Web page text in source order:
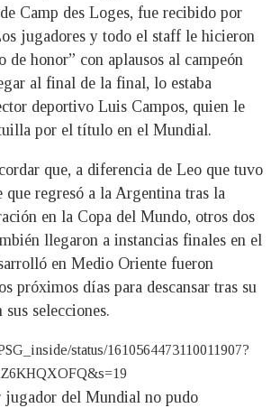
Camp des Loges, fue recibido por
jugadores y todo el staff le hicieron
de honor” con aplausos al campeón
al final de la final, lo estaba
deportivo Luis Campos, quien le
por el título en el Mundial.
que, a diferencia de Leo que tuvo
que regresó a la Argentina tras la
en la Copa del Mundo, otros dos
llegaron a instancias finales en el
en Medio Oriente fueron
próximos días para descansar tras su
selecciones.
status/1610564473110011907?
del Mundial no pudo